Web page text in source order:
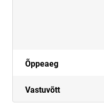
Õppeaeg
Vastuvõtt